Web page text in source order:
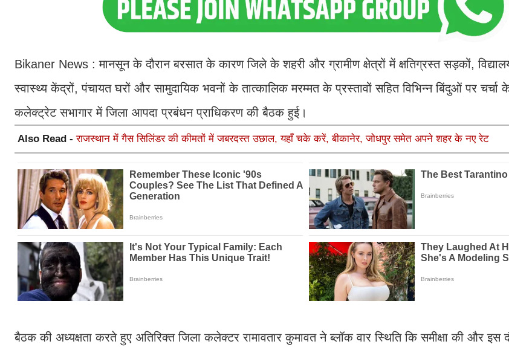
Bikaner News : मानसून के दौरान बरसात के कारण जिले के शहरी और ग्रामीण क्षेत्रों में क्षतिग्रस्त सड़कों,
स्वास्थ्य केंद्रों, पंचायत घरों और सामुदायिक भवनों के तात्कालिक मरम्मत के प्रस्तावों सहित विभिन्न बिंदुओं पर चर्चा
कलेक्ट्रेट सभागार में जिला आपदा प्रबंधन प्राधिकरण की बैठक हुई।
Also Read -राजस्थान में गैस सिलिंडर की कीमतों में जबरदस्त उछाल, यहाँ चके करें, बीकानेर, जोधपुर समेत अपने शहर के नए रेट
बैठक की अध्यक्षता करते हुए अतिरिक्त जिला कलेक्टर रामावतार कुमावत ने ब्लॉक वार स्थिति कि समीक्षा की और इस